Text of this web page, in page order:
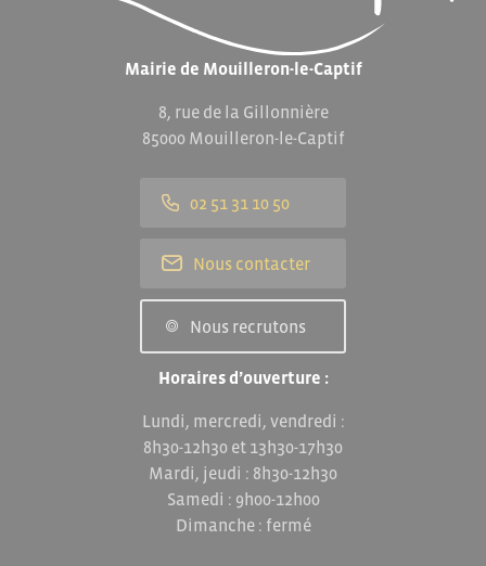
Mairie de Mouilleron-le-Captif
8, rue de la Gillonnière
85000 Mouilleron-le-Captif
02 51 31 10 50
Nous contacter
Nous recrutons
Horaires d’ouverture :
Lundi, mercredi, vendredi :
8h30-12h30 et 13h30-17h30
Mardi, jeudi : 8h30-12h30
Samedi : 9h00-12h00
Dimanche : fermé